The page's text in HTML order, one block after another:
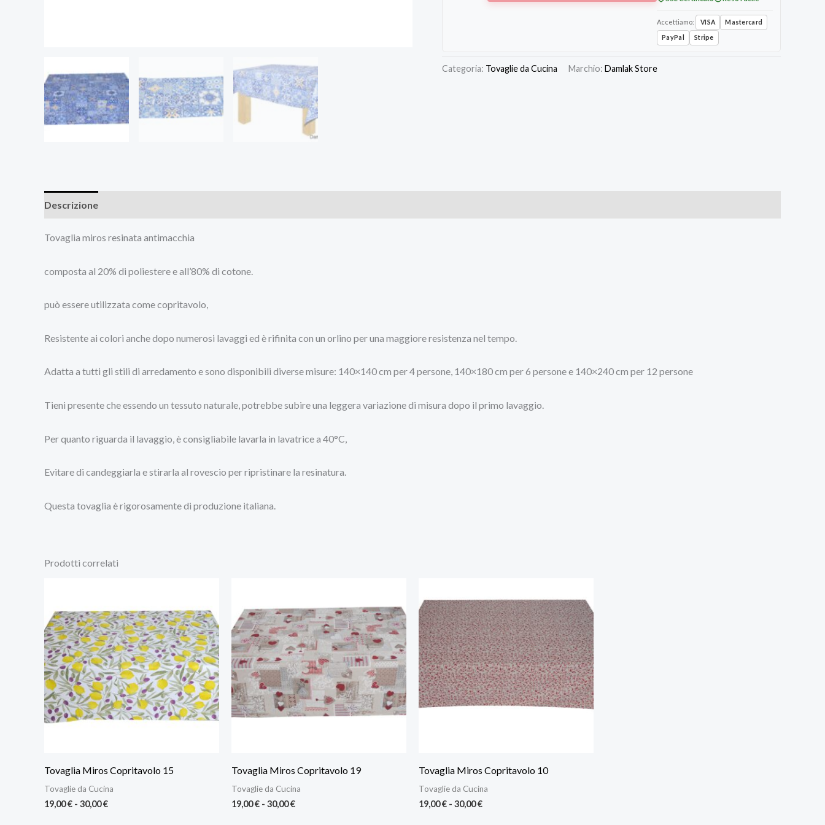
Accettiamo: VISA Mastercard
PayPal Stripe
Categoria: Tovaglie da Cucina Marchio: Damlak Store
Descrizione
Tovaglia miros resinata antimacchia
composta al 20% di poliestere e all’80% di cotone.
può essere utilizzata come copritavolo,
Resistente ai colori anche dopo numerosi lavaggi ed è rifinita con un orlino per una maggiore resistenza nel tempo.
Adatta a tutti gli stili di arredamento e sono disponibili diverse misure: 140×140 cm per 4 persone, 140×180 cm per 6 persone e 140×240 cm per 12 persone
Tieni presente che essendo un tessuto naturale, potrebbe subire una leggera variazione di misura dopo il primo lavaggio.
Per quanto riguarda il lavaggio, è consigliabile lavarla in lavatrice a 40°C,
Evitare di candeggiarla e stirarla al rovescio per ripristinare la resinatura.
Questa tovaglia è rigorosamente di produzione italiana.
Prodotti correlati
Tovaglia Miros Copritavolo 15
Tovaglie da Cucina
19,00€ - 30,00€
da
19,00 €
a
30,00 €
Tovaglia Miros Copritavolo 19
Tovaglie da Cucina
19,00€ - 30,00€
da
19,00 €
a
30,00 €
Tovaglia Miros Copritavolo 10
Tovaglie da Cucina
19,00€ - 30,00€
prezzo:
da
19,00 €
a
30,00 €